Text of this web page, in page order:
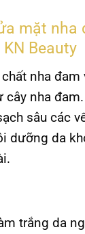
mặt nha
Beauty
nha
cây nha
sâu các
dưỡng da
trắng da